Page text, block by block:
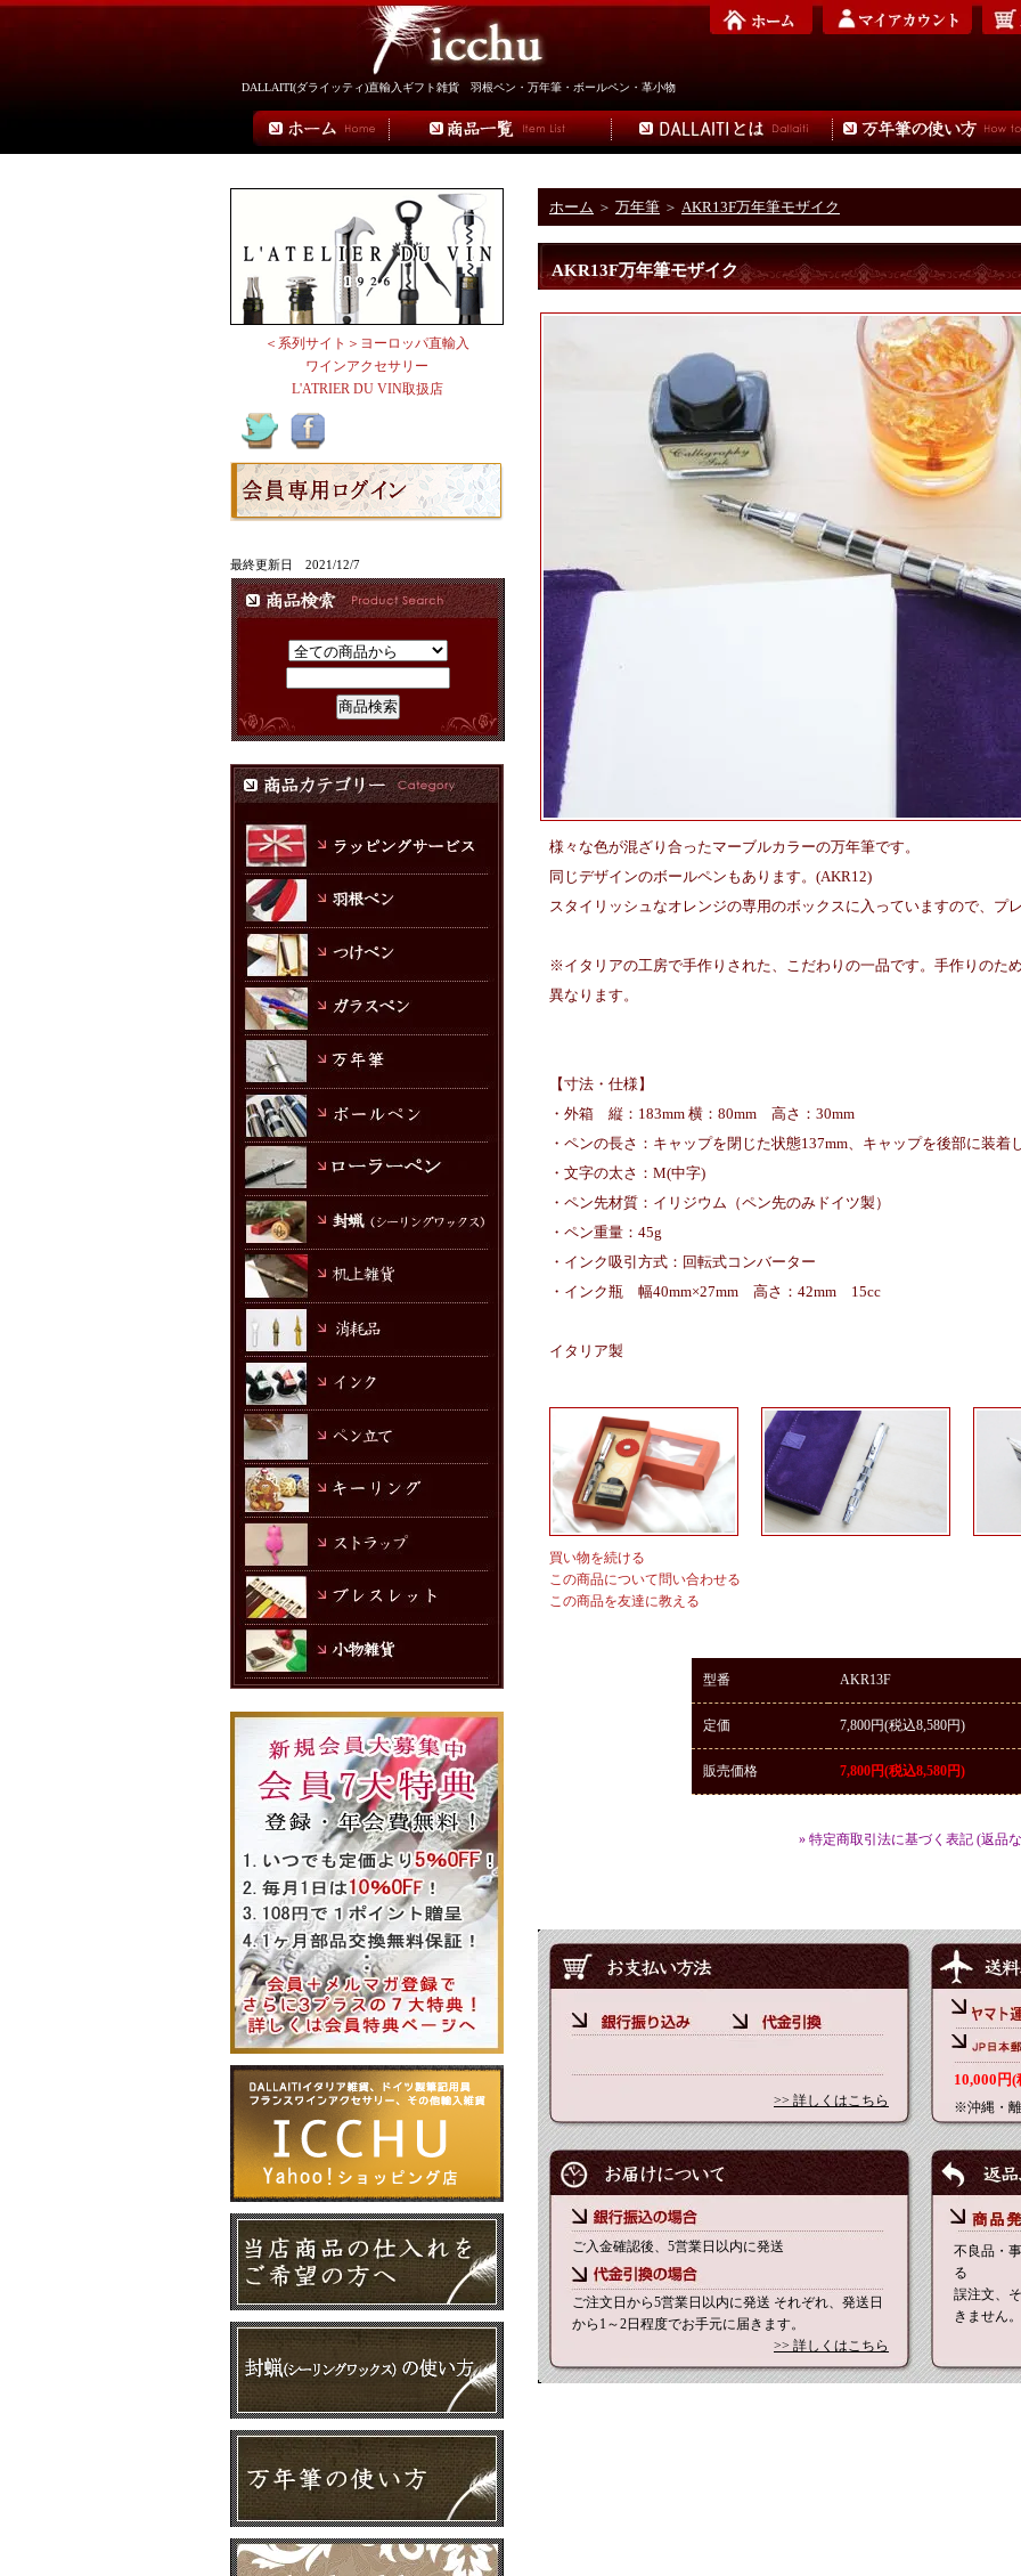
DALLAITI(ダライッティ)直輸入ギフト雑貨 羽根ペン・万年筆・ボールペン・革小物
ホーム ＞ 万年筆 ＞ AKR13F万年筆モザイク
AKR13F万年筆モザイク
様々な色が混ざり合ったマーブルカラーの万年筆です。
同じデザインのボールペンもあります。(AKR12)
スタイリッシュなオレンジの専用のボックスに入っていますので、プ
※イタリアの工房で手作りされた、こだわりの一品です。手作りのた
異なります。
【寸法・仕様】
・外箱 縦：183mm 横：80mm 高さ：30mm
・ペンの長さ：キャップを閉じた状態137mm、キャップを後部に装着
・文字の太さ：M(中字)
・ペン先材質：イリジウム（ペン先のみドイツ製）
・ペン重量：45g
・インク吸引方式：回転式コンバーター
・インク瓶 幅40mm×27mm 高さ：42mm 15cc
イタリア製
買い物を続ける
この商品について問い合わせる
この商品を友達に教える
型番 AKR13F
定価 7,800円(税込8,580円)
販売価格 7,800円(税込8,580円)
» 特定商取引法に基づく表記 (返品
>> 詳しくはこちら
ご入金確認後、5営業日以内に発送
ご注文日から5営業日以内に発送 それぞれ、発送日
から1～2日程度でお手元に届きます。
>> 詳しくはこちら
10,000円
※沖縄・
不良品・
る
誤注文、
きません。
＜系列サイト＞ヨーロッパ直輸入
ワインアクセサリー
L'ATRIER DU VIN取扱店
最終更新日 2021/12/7